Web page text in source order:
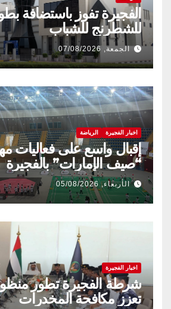
الفجيرة تفوز باستضافة
للشطرنج للشباب
الجمعة, 07/08/2026
اخبار الفجيرة الرياضة
إقبال واسع على فعاليات
“صيف الإمارات” بالفجيرة
الأربعاء, 05/08/2026
اخبار الفجيرة
شرطة الفجيرة تطور
تعزز مكافحة المخدرات